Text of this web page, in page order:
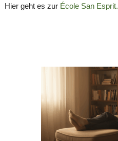
Hier geht es zur École San Esprit.